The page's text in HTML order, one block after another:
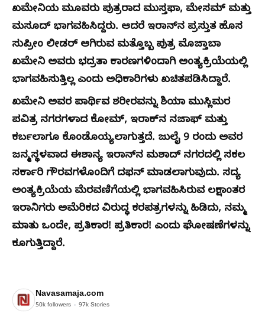
ಖಮೇನಿಯ ಮೂವರು ಪುತ್ರರಾದ ಮುಸ್ತಫಾ, ಮೇಸಮ್ ಮತ್ತು
ಮಸೂದ್ ಭಾಗವಹಿಸಿದ್ದರು. ಆದರೆ ಇರಾನ್‌ನ ಪ್ರಸ್ತುತ ಹೊಸ
ಸುಪ್ರೀಂ ಲೀಡರ್ ಆಗಿರುವ ಮತ್ತೊಬ್ಬ ಪುತ್ರ ಮೊಜ್ತಾಬಾ
ಖಮೇನಿ ಅವರು ಭದ್ರತಾ ಕಾರಣಗಳಿಂದಾಗಿ ಅಂತ್ಯಕ್ರಿಯೆಯಲ್ಲಿ
ಭಾಗವಹಿಸುತ್ತಿಲ್ಲ ಎಂದು ಅಧಿಕಾರಿಗಳು ಖಚಿತಪಡಿಸಿದ್ದಾರೆ.
ಖಮೇನಿ ಅವರ ಪಾರ್ಥಿವ ಶರೀರವನ್ನು ಶಿಯಾ ಮುಸ್ಲಿಮರ
ಪವಿತ್ರ ನಗರಗಳಾದ ಕೋಮ್, ಇರಾಕ್‌ನ ನಜಾಫ್ ಮತ್ತು
ಕರ್ಬಲಾಗೂ ಕೊಂಡೊಯ್ಯಲಾಗುತ್ತದೆ. ಜುಲೈ 9 ರಂದು ಅವರ
ಜನ್ಮಸ್ಥಳವಾದ ಈಶಾನ್ಯ ಇರಾನ್‌ನ ಮಶಾದ್ ನಗರದಲ್ಲಿ ಸಕಲ
ಸರ್ಕಾರಿ ಗೌರವಗಳೊಂದಿಗೆ ದಫನ್ ಮಾಡಲಾಗುವುದು. ಸದ್ಯ
ಅಂತ್ಯಕ್ರಿಯೆಯ ಮೆರವಣಿಗೆಯಲ್ಲಿ ಭಾಗವಹಿಸಿರುವ ಲಕ್ಷಾಂತರ
ಇರಾನಿಗರು ಅಮೆರಿಕದ ವಿರುದ್ಧ ಕರಪತ್ರಗಳನ್ನು ಹಿಡಿದು, ನಮ್ಮ
ಮಾತು ಒಂದೇ, ಪ್ರತಿಕಾರ! ಪ್ರತಿಕಾರ! ಎಂದು ಘೋಷಣೆಗಳನ್ನು
ಕೂಗುತ್ತಿದ್ದಾರೆ.
Navasamaja.com
50k followers 97k Stories